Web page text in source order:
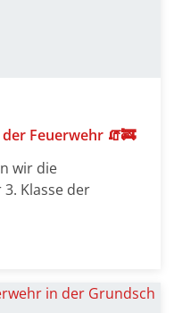
Feuerwehr 🧯🚒
wir die
Klasse der